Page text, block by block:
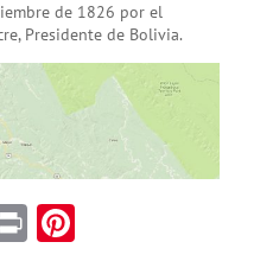
de 1826 por el
Presidente de Bolivia.
Pr Pi